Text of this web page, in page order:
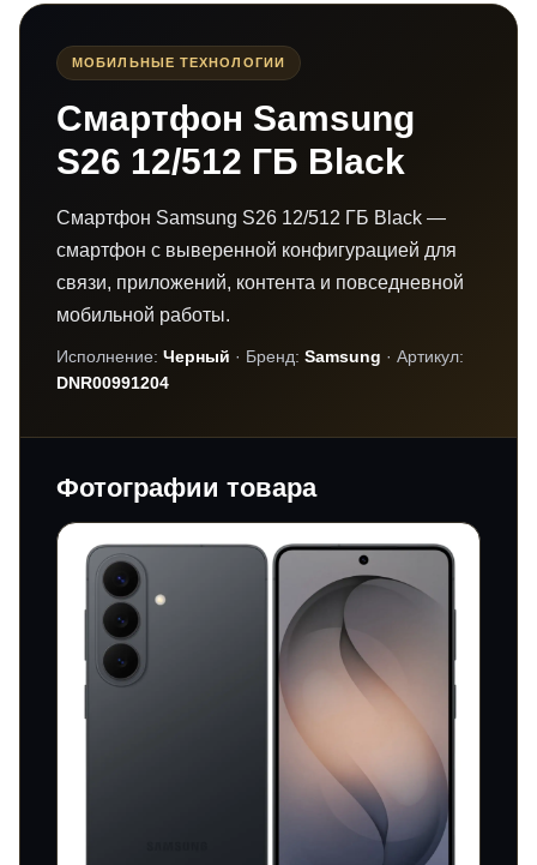
МОБИЛЬНЫЕ ТЕХНОЛОГИИ
Смартфон Samsung
S26 12/512 ГБ Black
Смартфон Samsung S26 12/512 ГБ Black —
смартфон с выверенной конфигурацией для
связи, приложений, контента и повседневной
мобильной работы.
Исполнение: Черный · Бренд: Samsung · Артикул:
DNR00991204
Фотографии товара